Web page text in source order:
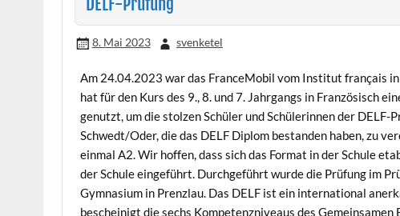
8. Mai 2023 svenketel
Am 24.04.2023 war das FranceMobil vom Institut français
hat für den Kurs des 9., 8. und 7. Jahrgangs in Französisch
genutzt, um die stolzen Schüler und Schülerinnen der
Schwedt/Oder, die das DELF Diplom bestanden haben, zu
einmal A2. Wir hoffen, dass sich das Format in der Schule
der Schule eingeführt. Durchgeführt wurde die Prüfung im
Gymnasium in Prenzlau. Das DELF ist ein international
bescheinigt die sechs Kompetenzniveaus des